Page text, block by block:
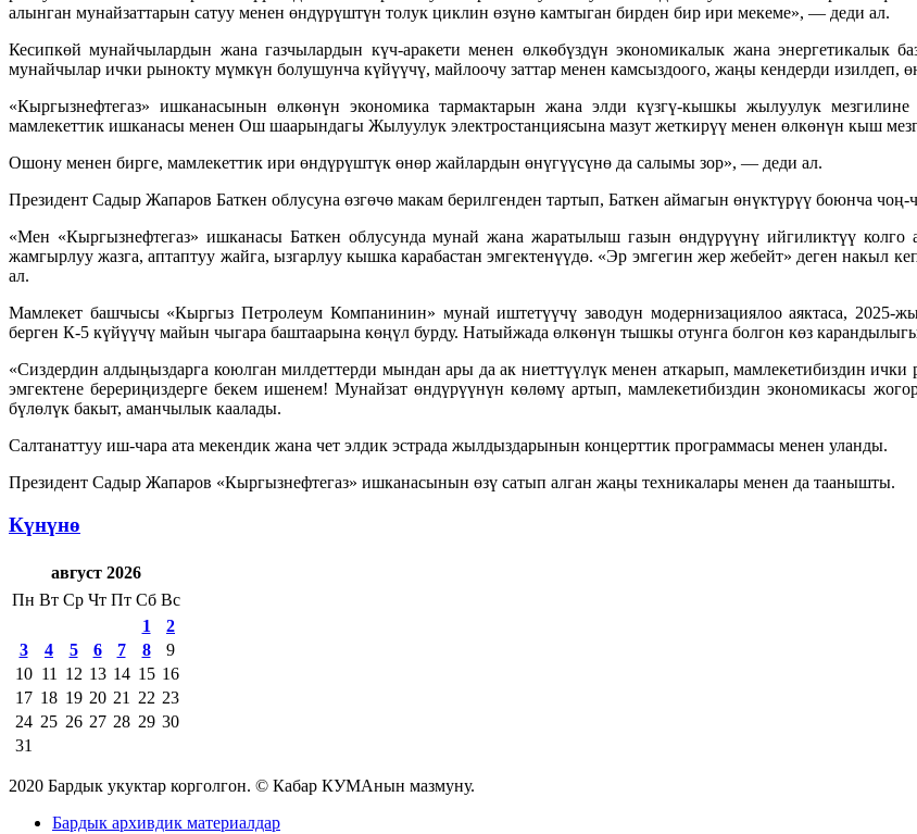
алынган мунайзаттарын сатуу менен өндүрүштүн толук циклин өзүнө камтыган бирден бир ири мекеме», — деди ал.
Кесипкөй мунайчылардын жана газчылардын күч-аракети менен өлкөбүздүн экономикалык жана энергетикалык
мунайчылар ички рынокту мүмкүн болушунча күйүүчү, майлоочу заттар менен камсыздоого, жаңы кендерди
«Кыргызнефтегаз» ишканасынын өлкөнүн экономика тармактарын жана элди күзгү-кышкы жылуулук
мамлекеттик ишканасы менен Ош шаарындагы Жылуулук электростанциясына мазут жеткирүү менен өлкөнүн кыш
Ошону менен бирге, мамлекеттик ири өндүрүштүк өнөр жайлардын өнүгүүсүнө да салымы зор», — деди ал.
Президент Садыр Жапаров Баткен облусуна өзгөчө макам берилгенден тартып, Баткен аймагын өнүктүрүү боюнча
«Мен «Кыргызнефтегаз» ишканасы Баткен облусунда мунай жана жаратылыш газын өндүрүүнү ийгиликтүү
жамгырлуу жазга, аптаптуу жайга, ызгарлуу кышка карабастан эмгектенүүдө. «Эр эмгегин жер жебейт» деген накыл
ал.
Мамлекет башчысы «Кыргыз Петролеум Компанинин» мунай иштетүүчү заводун модернизациялоо аяктаса, 2025-
берген К-5 күйүүчү майын чыгара баштаарына көңүл бурду. Натыйжада өлкөнүн тышкы отунга болгон көз
«Сиздердин алдыңыздарга коюлган милдеттерди мындан ары да ак ниеттүүлүк менен аткарып, мамлекетибиздин
эмгектене берериңиздерге бекем ишенем! Мунайзат өндүрүүнүн көлөмү артып, мамлекетибиздин экономикасы
бүлөлүк бакыт, аманчылык каалады.
Салтанаттуу иш-чара ата мекендик жана чет элдик эстрада жылдыздарынын концерттик программасы менен уланды.
Президент Садыр Жапаров «Кыргызнефтегаз» ишканасынын өзү сатып алган жаңы техникалары менен да таанышты.
Күнүнө
август 2026
Пн Вт Ср Чт Пт Сб Вс
1
2
3
4 5 6 7 8
9
10 11 12 13 14 15 16
17 18 19 20 21 22 23
24 25 26 27 28 29 30
31
2020 Бардык укуктар корголгон. © Кабар КУМАнын мазмуну.
Бардык архивдик материалдар